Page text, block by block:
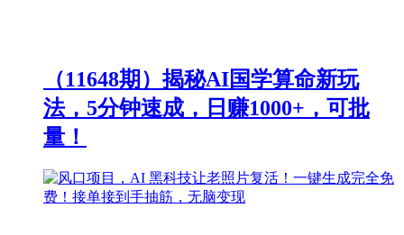
（11648期）揭秘AI国学算命新玩
法，5分钟速成，日赚1000+，可批
量！